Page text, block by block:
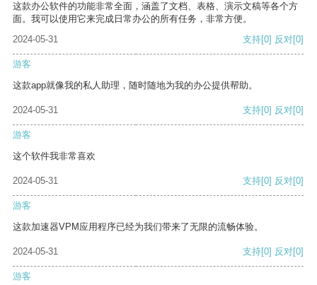
这款办公软件的功能非常全面，涵盖了文档、表格、演示文稿等各个方
面。我可以使用它来完成日常办公的所有任务，非常方便。
2024-05-31
支持[0] 反对[0]
游客
这款app就像我的私人助理，随时随地为我的办公提供帮助。
2024-05-31 支持[0] 反对[0]
游客
这个软件我非常喜欢
2024-05-31 支持[0] 反对[0]
游客
这款加速器VPM应用程序已经为我们带来了无限的流畅体验。
2024-05-31 支持[0] 反对[0]
游客